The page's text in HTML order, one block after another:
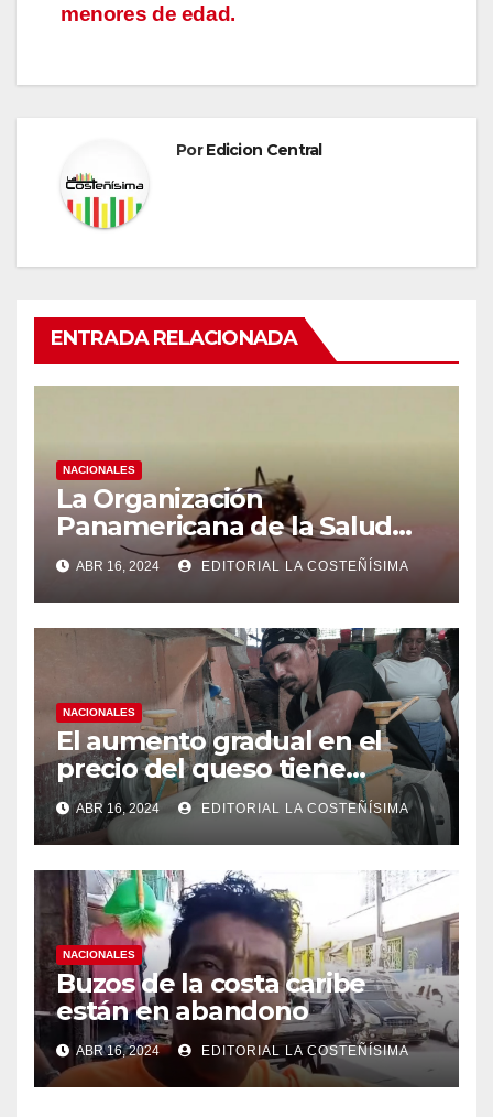
menores de edad.
PorEdicion Central
ENTRADA RELACIONADA
NACIONALES
La Organización
Panamericana de la Salud
(OPS), recomienda reforzar
medidas ante el aumento de
casos de dengue
ABR 16, 2024 EDITORIAL LA COSTEÑÍSIMA
NACIONALES
El aumento gradual en el
precio del queso tiene
efectos a las Panaderias
ABR 16, 2024 EDITORIAL LA COSTEÑÍSIMA
NACIONALES
Buzos de la costa caribe
están en abandono
ABR 16, 2024 EDITORIAL LA COSTEÑÍSIMA